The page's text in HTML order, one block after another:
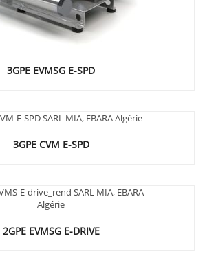
3GPE EVMSG E-SPD
3GPE CVM E-SPD
2GPE EVMSG E-DRIVE